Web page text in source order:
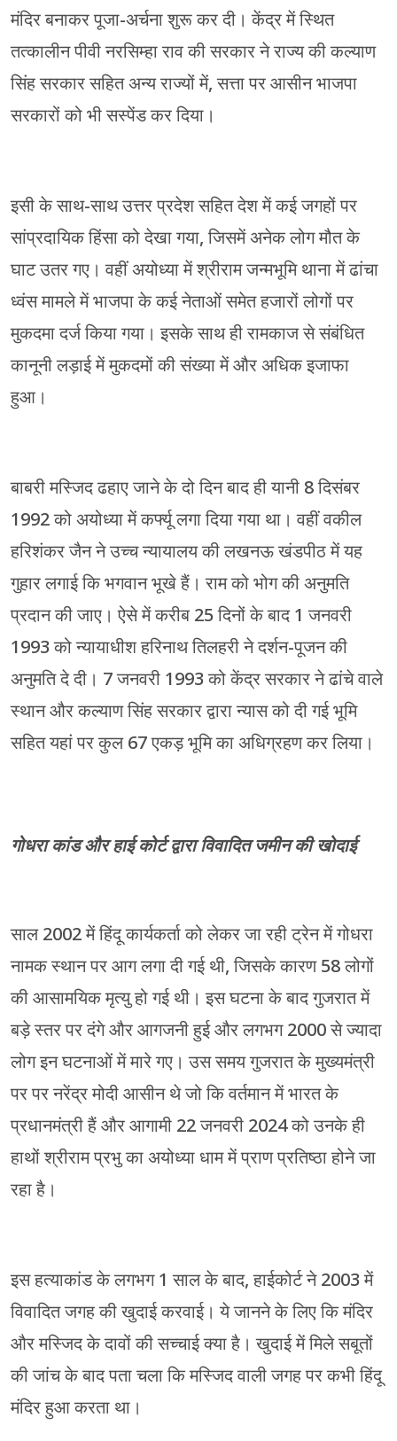
मंदिर बनाकर पूजा-अर्चना शुरू कर दी। केंद्र में स्थित
तत्कालीन पीवी नरसिम्हा राव की सरकार ने राज्य की कल्याण
सिंह सरकार सहित अन्य राज्यों में, सत्ता पर आसीन भाजपा
सरकारों को भी सस्पेंड कर दिया।
इसी के साथ-साथ उत्तर प्रदेश सहित देश में कई जगहों पर
सांप्रदायिक हिंसा को देखा गया, जिसमें अनेक लोग मौत के
घाट उतर गए। वहीं अयोध्या में श्रीराम जन्मभूमि थाना में ढांचा
ध्वंस मामले में भाजपा के कई नेताओं समेत हजारों लोगों पर
मुकदमा दर्ज किया गया। इसके साथ ही रामकाज से संबंधित
कानूनी लड़ाई में मुकदमों की संख्या में और अधिक इजाफा
हुआ।
बाबरी मस्जिद ढहाए जाने के दो दिन बाद ही यानी 8 दिसंबर
1992 को अयोध्या में कर्फ्यू लगा दिया गया था। वहीं वकील
हरिशंकर जैन ने उच्च न्यायालय की लखनऊ खंडपीठ में यह
गुहार लगाई कि भगवान भूखे हैं। राम को भोग की अनुमति
प्रदान की जाए। ऐसे में करीब 25 दिनों के बाद 1 जनवरी
1993 को न्यायाधीश हरिनाथ तिलहरी ने दर्शन-पूजन की
अनुमति दे दी। 7 जनवरी 1993 को केंद्र सरकार ने ढांचे वाले
स्थान और कल्याण सिंह सरकार द्वारा न्यास को दी गई भूमि
सहित यहां पर कुल 67 एकड़ भूमि का अधिग्रहण कर लिया।
गोधरा कांड और हाई कोर्ट द्वारा विवादित जमीन की खोदाई
साल 2002 में हिंदू कार्यकर्ता को लेकर जा रही ट्रेन में गोधरा
नामक स्थान पर आग लगा दी गई थी, जिसके कारण 58 लोगों
की आसामयिक मृत्यु हो गई थी। इस घटना के बाद गुजरात में
बड़े स्तर पर दंगे और आगजनी हुई और लगभग 2000 से ज्यादा
लोग इन घटनाओं में मारे गए। उस समय गुजरात के मुख्यमंत्री
पर पर नरेंद्र मोदी आसीन थे जो कि वर्तमान में भारत के
प्रधानमंत्री हैं और आगामी 22 जनवरी 2024 को उनके ही
हाथों श्रीराम प्रभु का अयोध्या धाम में प्राण प्रतिष्ठा होने जा
रहा है।
इस हत्याकांड के लगभग 1 साल के बाद, हाईकोर्ट ने 2003 में
विवादित जगह की खुदाई करवाई। ये जानने के लिए कि मंदिर
और मस्जिद के दावों की सच्चाई क्या है। खुदाई में मिले सबूतों
की जांच के बाद पता चला कि मस्जिद वाली जगह पर कभी हिंदू
मंदिर हुआ करता था।